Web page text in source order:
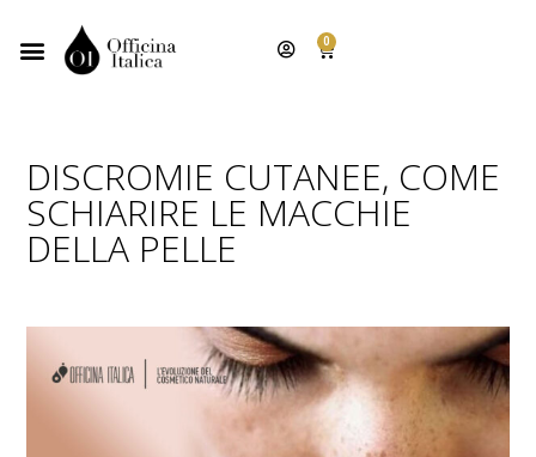
0
DISCROMIE CUTANEE, COME
SCHIARIRE LE MACCHIE
DELLA PELLE